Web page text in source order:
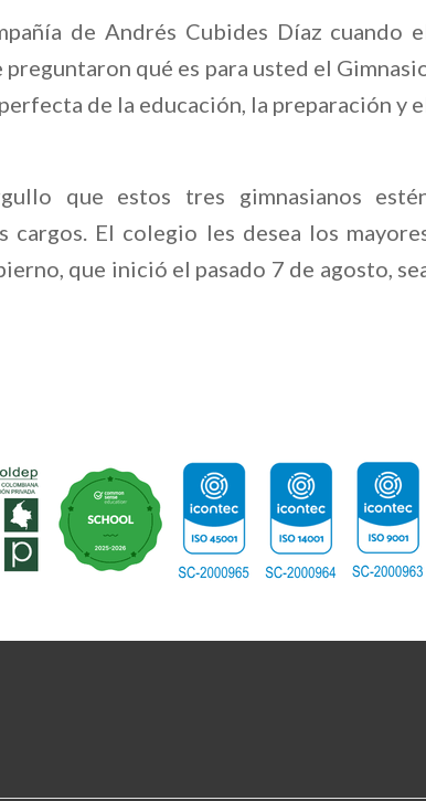
de Andrés Cubides Díaz cuando
qué es para usted el
de la educación, la preparación y
que estos tres gimnasianos
cargos. El colegio les desea los
que inició el pasado 7 de agosto,